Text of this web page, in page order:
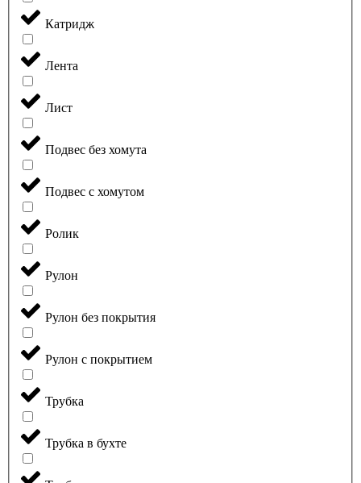
Катридж
Лента
Лист
Подвес без хомута
Подвес с хомутом
Ролик
Рулон
Рулон без покрытия
Рулон с покрытием
Трубка
Трубка в бухте